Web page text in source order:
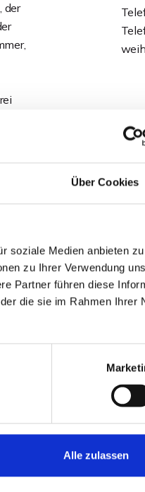
Über Cookies
soziale Medien anbieten
zu Ihrer Verwendung
Partner führen diese
die sie im Rahmen Ihrer
Alle zulassen
der